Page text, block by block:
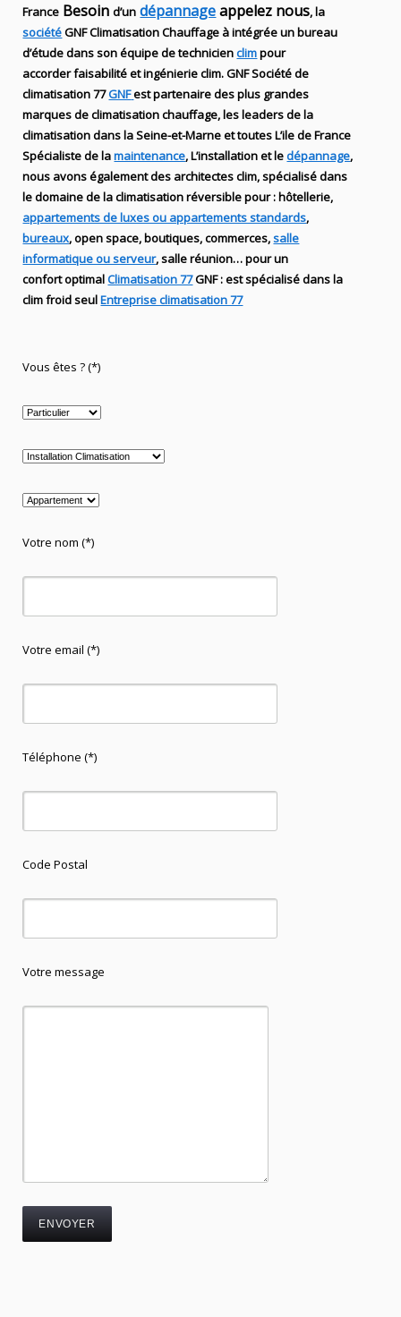
France Besoind’un dépannageappelez nous, la
sociétéGNFClimatisation Chauffage à intégrée un bureau
d’étude dans son équipe de technicienclimpour
accorder faisabilité et ingénierieclim.GNFSociété de
climatisation 77GNFest partenaire des plus grandes
marques declimatisation chauffage, les leadersde la
climatisation dans la Seine-et-Marne et toutes L’ile de France
Spécialiste delamaintenance, L’installationet ledépannage,
nous avons également des architectes clim,spécialisé dans
le domaine de laclimatisation réversiblepour : hôtellerie,
appartements de luxes ou appartements standards,
bureaux, open space, boutiques, commerces,salle
informatique ou serveur, salle réunion… pour un
confort optimalClimatisation 77GNF:estspécialisédans la
climfroid seulEntreprise climatisation 77
Vous êtes ? (*)
Votre nom (*)
Votre email (*)
Téléphone (*)
Code Postal
Votre message